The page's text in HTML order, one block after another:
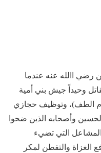
رضي االله عنه عندما
وحيداً جيش بني أمية
الطف)، وتوظيف حجازي
وأصحابه الذين ضحوا
المشاعل التي تضيء
الغزاة والتفطن لمكر